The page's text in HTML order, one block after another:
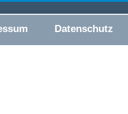
Datenschutz